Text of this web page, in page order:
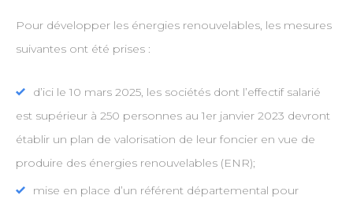
Pour développer les énergies renouvelables, les mesures
suivantes ont été prises :
d’ici le 10 mars 2025, les sociétés dont l’effectif salarié
est supérieur à 250 personnes au 1er janvier 2023 devront
établir un plan de valorisation de leur foncier en vue de
produire des énergies renouvelables (ENR);
mise en place d’un référent départemental pour